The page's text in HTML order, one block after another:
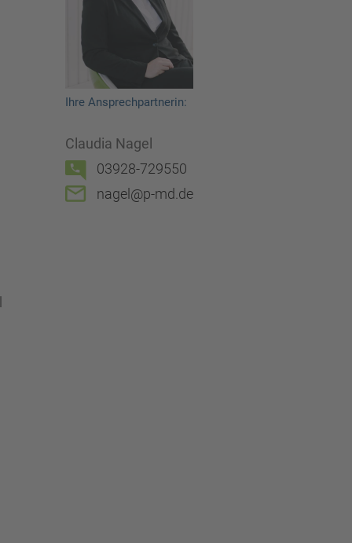
Ihre Ansprechpartnerin:
Claudia Nagel
03928-729550
nagel@p-md.de